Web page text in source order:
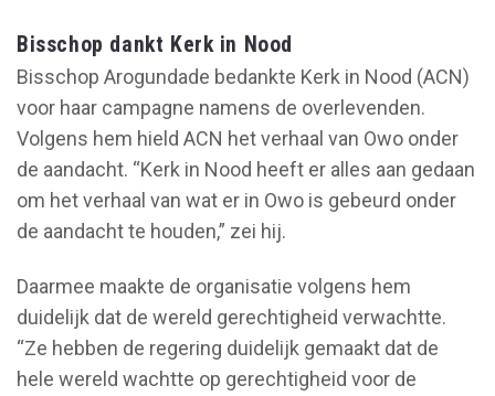
Bisschop dankt Kerk in Nood
Bisschop Arogundade bedankte Kerk in Nood (ACN)
voor haar campagne namens de overlevenden.
Volgens hem hield ACN het verhaal van Owo onder
de aandacht. “Kerk in Nood heeft er alles aan gedaan
om het verhaal van wat er in Owo is gebeurd onder
de aandacht te houden,” zei hij.
Daarmee maakte de organisatie volgens hem
duidelijk dat de wereld gerechtigheid verwachtte.
“Ze hebben de regering duidelijk gemaakt dat de
hele wereld wachtte op gerechtigheid voor de